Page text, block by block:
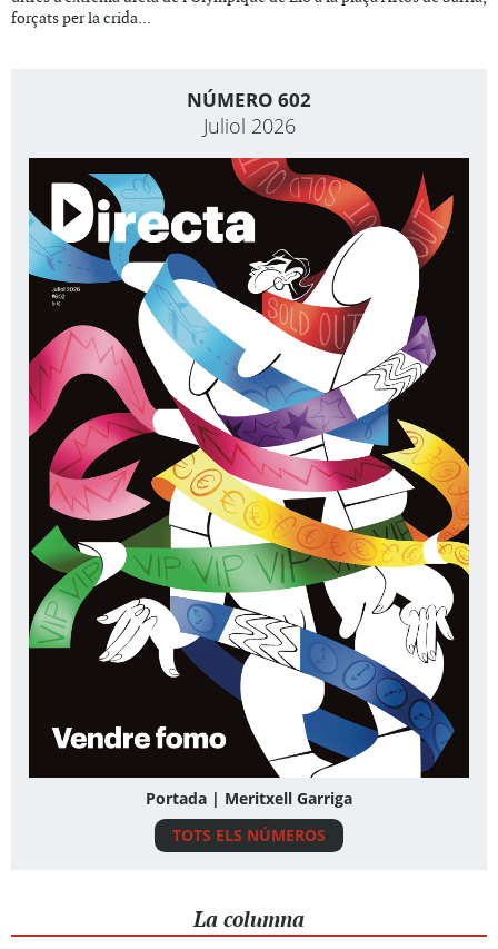
forçats per la crida...
NÚMERO 602
Juliol 2026
Portada | Meritxell Garriga
TOTS ELS NÚMEROS
La columna